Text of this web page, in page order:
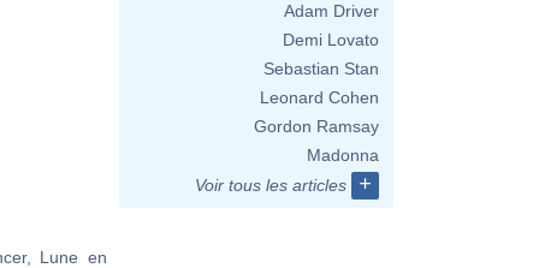
Lune en
Adam Driver
Demi Lovato
Sebastian Stan
Leonard Cohen
Gordon Ramsay
Madonna
Voir tous les articles
+